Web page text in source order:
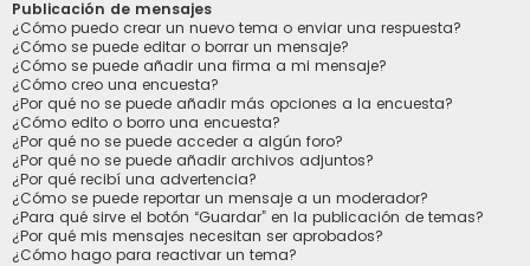
Publicación de mensajes
¿Cómo puedo crear un nuevo tema o enviar una respuesta?
¿Cómo se puede editar o borrar un mensaje?
¿Cómo se puede añadir una firma a mi mensaje?
¿Cómo creo una encuesta?
¿Por qué no se puede añadir más opciones a la encuesta?
¿Cómo edito o borro una encuesta?
¿Por qué no se puede acceder a algún foro?
¿Por qué no se puede añadir archivos adjuntos?
¿Por qué recibí una advertencia?
¿Cómo se puede reportar un mensaje a un moderador?
¿Para qué sirve el botón “Guardar” en la publicación de temas?
¿Por qué mis mensajes necesitan ser aprobados?
¿Cómo hago para reactivar un tema?